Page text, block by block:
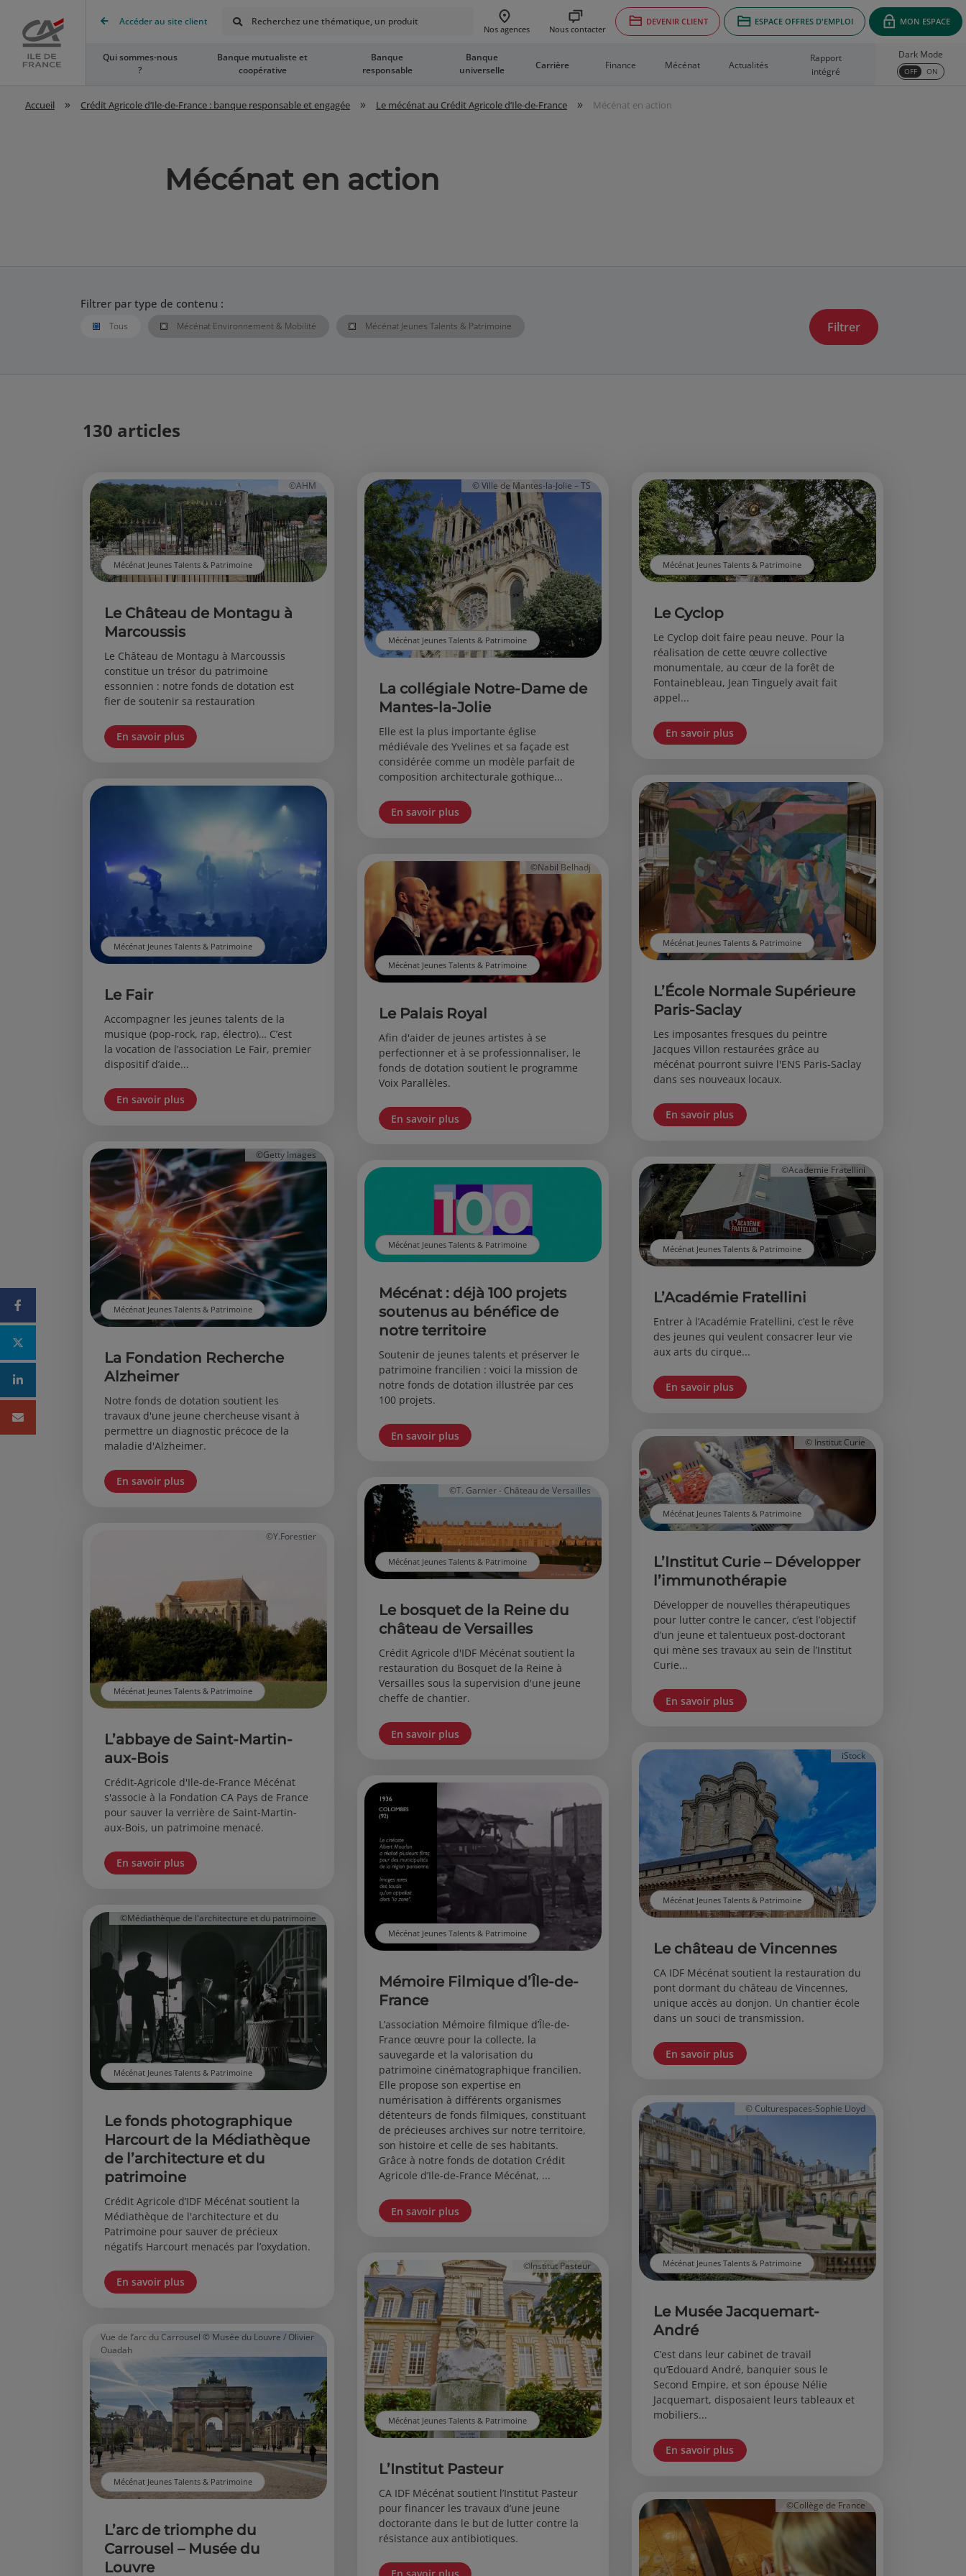
Accueil
Accéder au site client
Recherchez une thématique, un produit
Rechercher
Nos agences Nous contacter
DEVENIR CLIENT ESPACE OFFRES D'EMPLOI MON ESPACE
Qui sommes-nous
?
Banque mutualiste et
coopérative
Banque
responsable
Banque
universelle
Carrière Finance Mécénat Actualités
Rapport
intégré
Dark Mode
OFF ON
Accueil » Crédit Agricole d’Ile-de-France : banque responsable et engagée » Le mécénat au Crédit Agricole d’Ile-de-France » Mécénat en action
Mécénat en action
Filtrer par type de contenu :
Tous Mécénat Environnement & Mobilité Mécénat Jeunes Talents & Patrimoine
130 articles
©AHM
Mécénat Jeunes Talents & Patrimoine
Le Château de Montagu à
Marcoussis
Le Château de Montagu à Marcoussis
constitue un trésor du patrimoine
essonnien : notre fonds de dotation est
fier de soutenir sa restauration
En savoir plus
© Ville de Mantes-la-Jolie – TS
Mécénat Jeunes Talents & Patrimoine
La collégiale Notre-Dame de
Mantes-la-Jolie
Elle est la plus importante église
médiévale des Yvelines et sa façade est
considérée comme un modèle parfait de
composition architecturale gothique...
En savoir plus
Mécénat Jeunes Talents & Patrimoine
Le Cyclop
Le Cyclop doit faire peau neuve. Pour la
réalisation de cette œuvre collective
monumentale, au cœur de la forêt de
Fontainebleau, Jean Tinguely avait fait
appel...
En savoir plus
Mécénat Jeunes Talents & Patrimoine
L’École Normale Supérieure
Paris-Saclay
Les imposantes fresques du peintre
Jacques Villon restaurées grâce au
mécénat pourront suivre l'ENS Paris-Saclay
dans ses nouveaux locaux.
En savoir plus
Mécénat Jeunes Talents & Patrimoine
Le Fair
Accompagner les jeunes talents de la
musique (pop-rock, rap, électro)… C’est
la vocation de l’association Le Fair, premier
dispositif d’aide...
En savoir plus
©Nabil Belhadj
Mécénat Jeunes Talents & Patrimoine
Le Palais Royal
Afin d'aider de jeunes artistes à se
perfectionner et à se professionnaliser, le
fonds de dotation soutient le programme
Voix Parallèles.
En savoir plus
©Getty Images
Mécénat Jeunes Talents & Patrimoine
La Fondation Recherche
Alzheimer
Notre fonds de dotation soutient les
travaux d'une jeune chercheuse visant à
permettre un diagnostic précoce de la
maladie d'Alzheimer.
En savoir plus
©Academie Fratellini
Mécénat Jeunes Talents & Patrimoine
L’Académie Fratellini
Entrer à l’Académie Fratellini, c’est le rêve
des jeunes qui veulent consacrer leur vie
aux arts du cirque...
En savoir plus
Mécénat Jeunes Talents & Patrimoine
Mécénat : déjà 100 projets
soutenus au bénéfice de
notre territoire
Soutenir de jeunes talents et préserver le
patrimoine francilien : voici la mission de
notre fonds de dotation illustrée par ces
100 projets.
En savoir plus © Institut Curie
Mécénat Jeunes Talents & Patrimoine
L’Institut Curie – Développer
l’immunothérapie
Développer de nouvelles thérapeutiques
pour lutter contre le cancer, c’est l’objectif
d’un jeune et talentueux post-doctorant
qui mène ses travaux au sein de l’Institut
Curie...
En savoir plus
©T. Garnier - Château de Versailles
Mécénat Jeunes Talents & Patrimoine
Le bosquet de la Reine du
château de Versailles
Crédit Agricole d'IDF Mécénat soutient la
restauration du Bosquet de la Reine à
Versailles sous la supervision d'une jeune
cheffe de chantier.
En savoir plus
©Y.Forestier
Mécénat Jeunes Talents & Patrimoine
L’abbaye de Saint-Martin-
aux-Bois
Crédit-Agricole d'Ile-de-France Mécénat
s'associe à la Fondation CA Pays de France
pour sauver la verrière de Saint-Martin-
aux-Bois, un patrimoine menacé.
En savoir plus
iStock
Mécénat Jeunes Talents & Patrimoine
Le château de Vincennes
CA IDF Mécénat soutient la restauration du
pont dormant du château de Vincennes,
unique accès au donjon. Un chantier école
dans un souci de transmission.
En savoir plus
Mécénat Jeunes Talents & Patrimoine
Mémoire Filmique d’Île-de-
France
L’association Mémoire filmique d’Île-de-
France œuvre pour la collecte, la
sauvegarde et la valorisation du
patrimoine cinématographique francilien.
Elle propose son expertise en
numérisation à différents organismes
détenteurs de fonds filmiques, constituant
de précieuses archives sur notre territoire,
son histoire et celle de ses habitants.
Grâce à notre fonds de dotation Crédit
Agricole d’Ile-de-France Mécénat, ...
En savoir plus
©Médiathèque de l'architecture et du patrimoine
Mécénat Jeunes Talents & Patrimoine
Le fonds photographique
Harcourt de la Médiathèque
de l’architecture et du
patrimoine
Crédit Agricole d’IDF Mécénat soutient la
Médiathèque de l'architecture et du
Patrimoine pour sauver de précieux
négatifs Harcourt menacés par l’oxydation.
En savoir plus
© Culturespaces-Sophie Lloyd
Mécénat Jeunes Talents & Patrimoine
Le Musée Jacquemart-
André
C’est dans leur cabinet de travail
qu’Edouard André, banquier sous le
Second Empire, et son épouse Nélie
Jacquemart, disposaient leurs tableaux et
mobiliers...
En savoir plus
©Institut Pasteur
Mécénat Jeunes Talents & Patrimoine
L’Institut Pasteur
CA IDF Mécénat soutient l’Institut Pasteur
pour financer les travaux d’une jeune
doctorante dans le but de lutter contre la
résistance aux antibiotiques.
Vue de l’arc du Carrousel © Musée du Louvre / Olivier
Ouadah
Mécénat Jeunes Talents & Patrimoine
L’arc de triomphe du
Carrousel – Musée du
Louvre
©Collège de France
Facebook
Twitter
Linkedin
Mail